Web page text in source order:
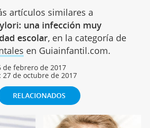
artículos similares a
una infección muy
escolar, en la categoría de
en Guiainfantil.com.
de febrero de 2017
27 de octubre de 2017
RELACIONADOS